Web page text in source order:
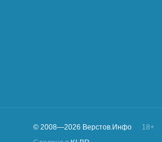
© 2008—2026 Верстов.Инфо
18+